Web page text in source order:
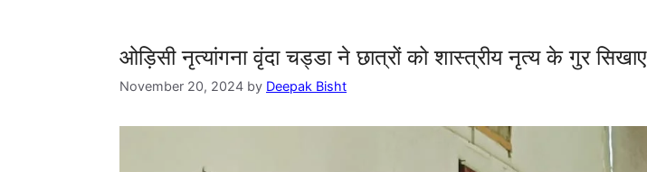
ओड़िसी नृत्यांगना वृंदा चड्डा ने छात्रों को शास्त्रीय नृत्य के गुर सिखाए
November 20, 2024 by Deepak Bisht